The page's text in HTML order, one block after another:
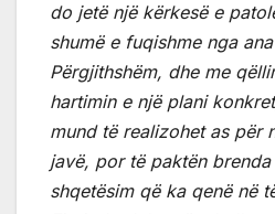
do jetë një kërkesë e
shumë e fuqishme nga
Përgjithshëm, dhe me
hartimin e një plani
mund të realizohet as për
javë, por të paktën
shqetësim që ka qenë në